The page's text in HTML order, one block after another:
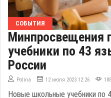
СОБЫТИЯ
Минпросвещения
учебники по 43
России
Polina 12 июля 2023 12:26
Новые школьные учебники по